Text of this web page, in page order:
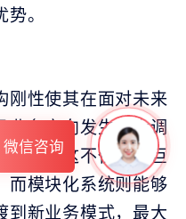
。
刚性使其在面对未来
业务方向发生重大调
重构，这不仅耗费巨
而模块化系统则能够
到新业务模式，最大
微信咨询